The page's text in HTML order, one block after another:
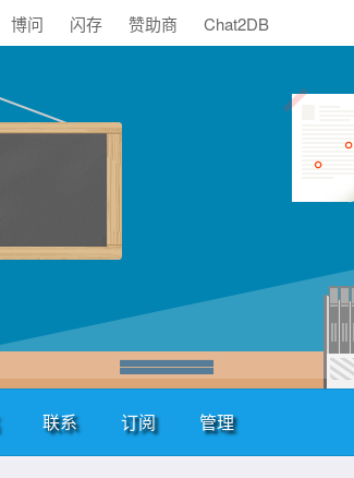
博问 闪存 赞助商 Chat2DB
联系 订阅 管理